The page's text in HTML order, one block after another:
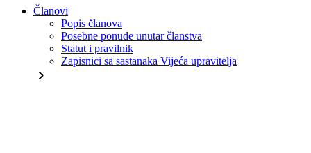
Članovi
Popis članova
Posebne ponude unutar članstva
Statut i pravilnik
Zapisnici sa sastanaka Vijeća upravitelja
chevron_right